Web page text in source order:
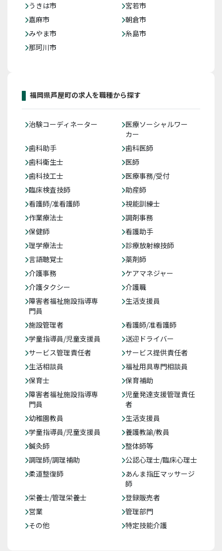
うきは市
宮若市
嘉麻市
朝倉市
みやま市
糸島市
那珂川市
福岡県芦屋町の求人を職種から探す
治験コーディネーター
医療ソーシャルワー
カー
歯科助手
歯科医師
歯科衛生士
医師
歯科技工士
医療事務/受付
臨床検査技師
助産師
看護師/准看護師
視能訓練士
作業療法士
調剤事務
保健師
看護助手
理学療法士
診療放射線技師
言語聴覚士
薬剤師
介護事務
ケアマネジャー
介護タクシー
介護職
障害者福祉施設指導専
門員
生活支援員
施設管理者
看護師/准看護師
学童指導員/児童支援員
送迎ドライバー
サービス管理責任者
サービス提供責任者
生活相談員
福祉用具専門相談員
保育士
保育補助
障害者福祉施設指導専
門員
児童発達支援管理責任
者
幼稚園教員
生活支援員
学童指導員/児童支援員
養護教諭/教員
鍼灸師
整体師等
調理師/調理補助
公認心理士/臨床心理士
柔道整復師
あんま指圧マッサージ
師
栄養士/管理栄養士
登録販売者
営業
管理部門
その他
特定技能介護